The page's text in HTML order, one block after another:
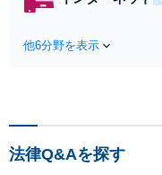
他6分野を表示
法律Q&Aを探す